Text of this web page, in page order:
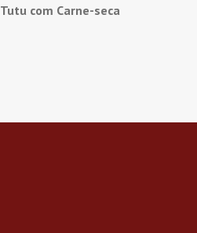
Tutu com Carne-seca